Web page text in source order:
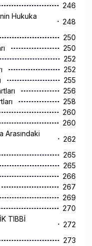
246
Hukuka
248
250
250
252
252
255
256
258
260
260
Arasındaki
262
265
265
266
267
269
270
TIBBİ
272
273